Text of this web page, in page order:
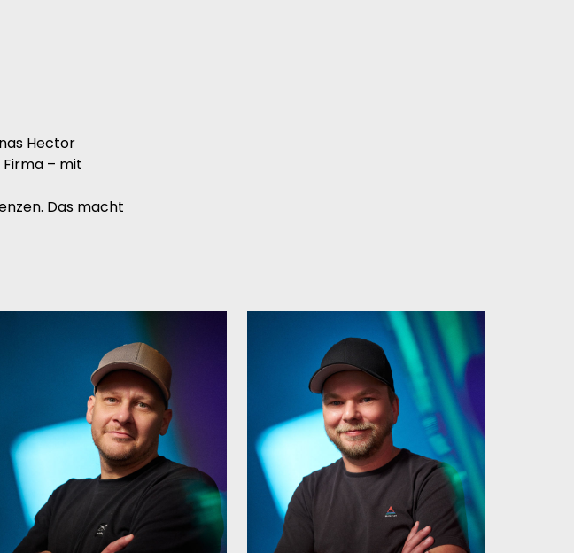
Hector
– mit
Das macht